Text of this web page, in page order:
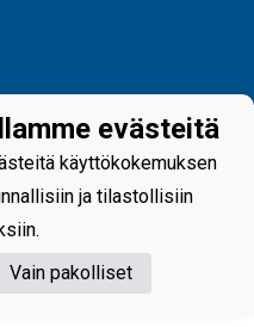
evästeitä
käyttökokemuksen
ja tilastollisiin
Vain pakolliset